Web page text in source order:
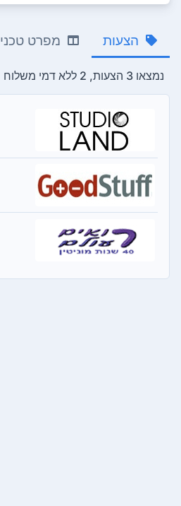
הצעות מפרט טכני
נמצאו 3 הצעות, 2 ללא דמי משלוח